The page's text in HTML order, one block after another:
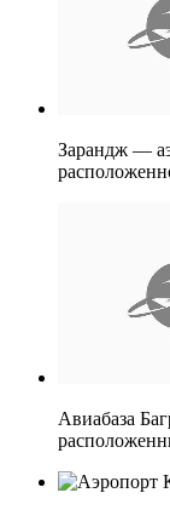
Зарандж —
Авиабаза